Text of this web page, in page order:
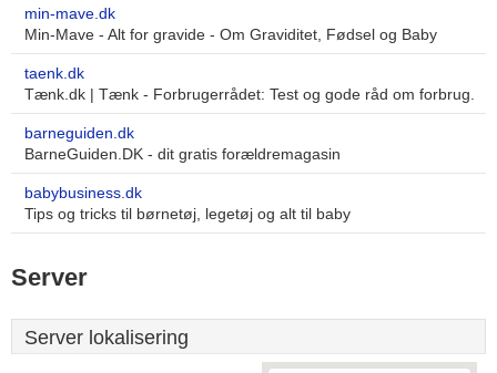
min-mave.dk
Min-Mave - Alt for gravide - Om Graviditet, Fødsel og Baby
taenk.dk
Tænk.dk | Tænk - Forbrugerrådet: Test og gode råd om forbrug.
barneguiden.dk
BarneGuiden.DK - dit gratis forældremagasin
babybusiness.dk
Tips og tricks til børnetøj, legetøj og alt til baby
Server
Server lokalisering